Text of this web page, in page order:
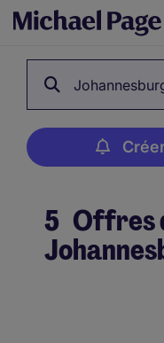
5 Offres